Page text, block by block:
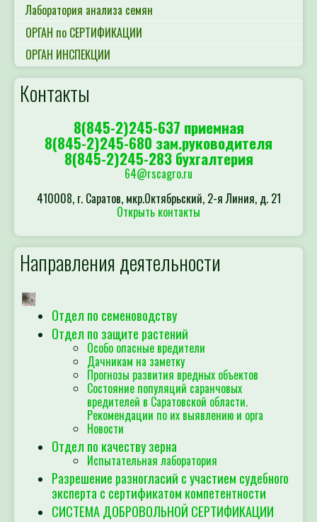
Лаборатория анализа семян
ОРГАН по СЕРТИФИКАЦИИ
ОРГАН ИНСПЕКЦИИ
Контакты
8(845-2)245-637 приемная
8(845-2)245-680 зам.руководителя
8(845-2)245-283 бухгалтерия
64@rscagro.ru
410008, г. Саратов, мкр.Октябрьский, 2-я Линия, д. 21
Открыть контакты
Направления деятельности
Отдел по семеноводству
Отдел по защите растений
Особо опасные вредители
Дачникам на заметку
Прогнозы развития вредных объектов
Состояние популяций саранчовых
вредителей в Саратовской области.
Рекомендации по их выявлению и орга
Новости
Отдел по качеству зерна
Испытательная лаборатория
Разрешение разногласий с участием судебного
эксперта с сертификатом компетентности
СИСТЕМА ДОБРОВОЛЬНОЙ СЕРТИФИКАЦИИ